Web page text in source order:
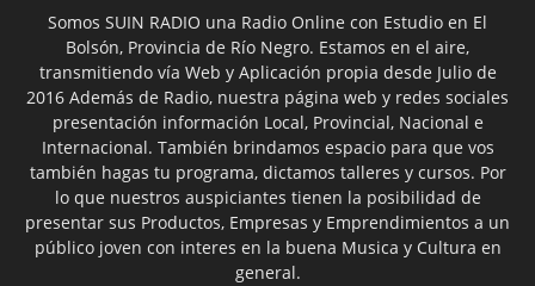
Somos SUIN RADIO una Radio Online con Estudio en El
Bolsón, Provincia de Río Negro. Estamos en el aire,
transmitiendo vía Web y Aplicación propia desde Julio de
2016 Además de Radio, nuestra página web y redes sociales
presentación información Local, Provincial, Nacional e
Internacional. También brindamos espacio para que vos
también hagas tu programa, dictamos talleres y cursos. Por
lo que nuestros auspiciantes tienen la posibilidad de
presentar sus Productos, Empresas y Emprendimientos a un
público joven con interes en la buena Musica y Cultura en
general.